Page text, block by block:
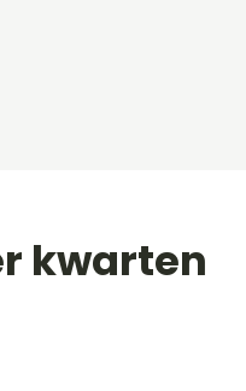
kwarten